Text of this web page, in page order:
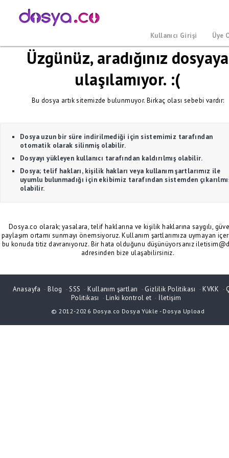
Kullanıcı Girişi Üye
Üzgünüz, aradığınız dosyaya
ulaşılamıyor. :(
Bu dosya artık sitemizde bulunmuyor. Birkaç olası sebebi vardır:
Dosya uzun bir süre indirilmediği için sistemimiz tarafından
otomatik olarak silinmiş olabilir.
Dosyayı yükleyen kullanıcı tarafından kaldırılmış olabilir.
Dosya; telif hakları, kişilik hakları veya kullanım şartlarımız ile
uyumlu bulunmadığı için ekibimiz tarafından sistemden
olabilir.
Dosya.co olarak; yasalara, telif haklarına ve kişilik haklarına saygılı,
paylaşım ortamı sunmayı önemsiyoruz. Kullanım şartlarımıza uymayan
bu konuda titiz davranıyoruz. Bir hata olduğunu düşünüyorsanız
adresinden bize ulaşabilirsiniz.
Anasayfa -Blog -SSS -Kullanım şartları - Gizlilik Politikası -KVKK -
Politikası -Linki kontrol et - İletişim
© 2012-2026 Dosya.co Dosya Yükle - Dosya Upload